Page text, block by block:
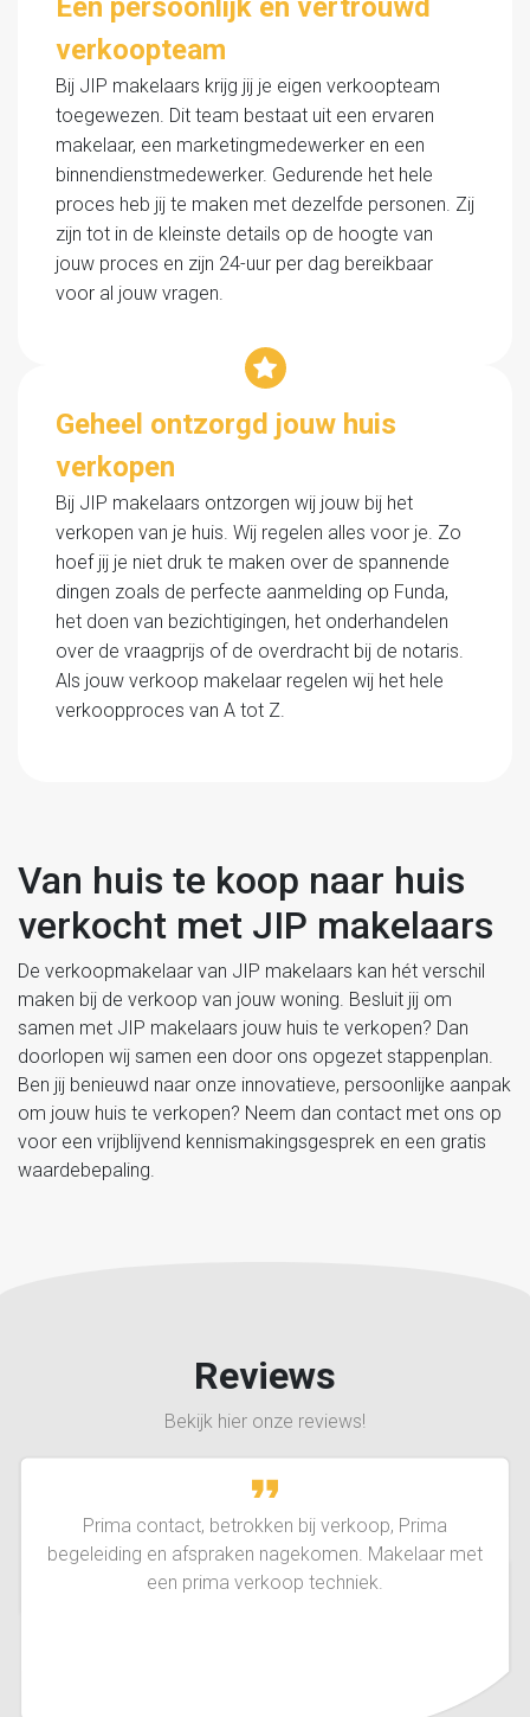
verkoopteam
Bij JIP makelaars krijg jij je eigen verkoopteam
toegewezen. Dit team bestaat uit een ervaren
makelaar, een marketingmedewerker en een
binnendienstmedewerker. Gedurende het hele
proces heb jij te maken met dezelfde personen. Zij
zijn tot in de kleinste details op de hoogte van
jouw proces en zijn 24-uur per dag bereikbaar
voor al jouw vragen.
Geheel ontzorgd jouw huis
verkopen
Bij JIP makelaars ontzorgen wij jouw bij het
verkopen van je huis. Wij regelen alles voor je. Zo
hoef jij je niet druk te maken over de spannende
dingen zoals de perfecte aanmelding op Funda,
het doen van bezichtigingen, het onderhandelen
over de vraagprijs of de overdracht bij de notaris.
Als jouw verkoop makelaar regelen wij het hele
verkoopproces van A tot Z.
Van huis te koop naar huis
verkocht met JIP makelaars
De verkoopmakelaar van JIP makelaars kan hét verschil
maken bij de verkoop van jouw woning. Besluit jij om
samen met JIP makelaars jouw huis te verkopen? Dan
doorlopen wij samen een door ons opgezet stappenplan.
Ben jij benieuwd naar onze innovatieve, persoonlijke aanpak
om jouw huis te verkopen? Neem dan contact met ons op
voor een vrijblijvend kennismakingsgesprek en een gratis
waardebepaling.
Reviews
Bekijk hier onze reviews!
Prima contact, betrokken bij verkoop, Prima
begeleiding en afspraken nagekomen. Makelaar met
een prima verkoop techniek.